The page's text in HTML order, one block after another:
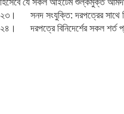
হিসেবে যে সকল আইটেম শুল্কমুক্ত
২৩। সনদ সংযুক্তি: দরপত্রের সাথে
২৪। দরপত্রে বিনিদের্শের সকল শর্ত